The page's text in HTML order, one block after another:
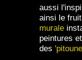
aussi
ainsi le
murale
peintures
des